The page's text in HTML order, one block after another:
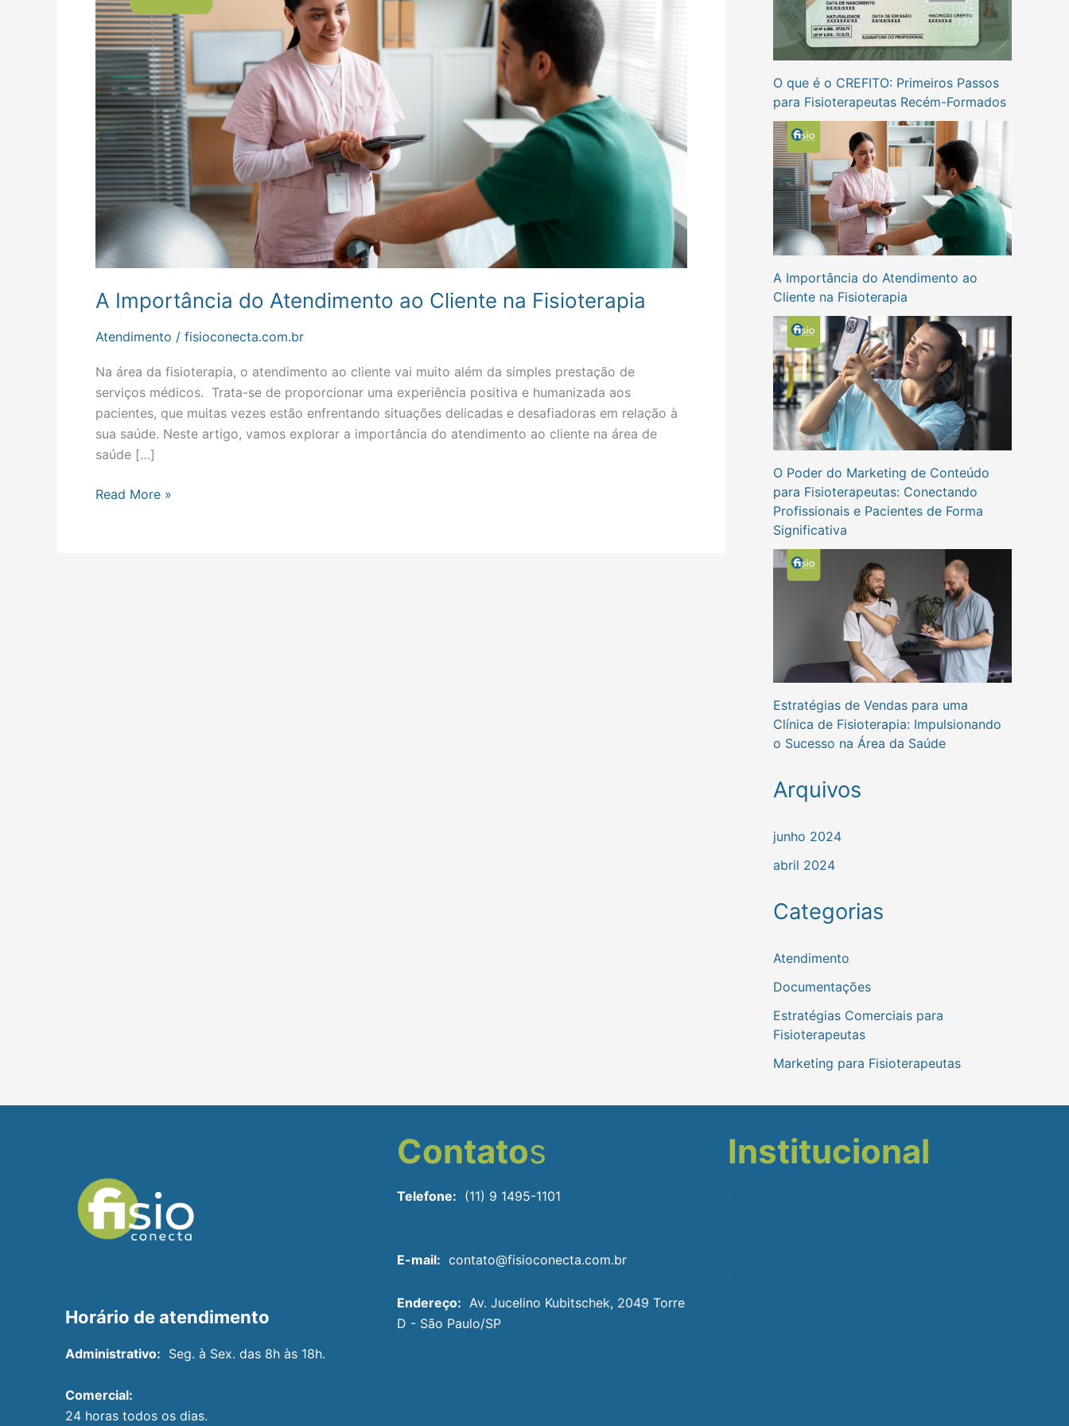
A Importância do Atendimento ao Cliente na Fisioterapia
Atendimento / fisioconecta.com.br
Na área da fisioterapia, o atendimento ao cliente vai muito além da simples prestação de
serviços médicos. Trata-se de proporcionar uma experiência positiva e humanizada aos
pacientes, que muitas vezes estão enfrentando situações delicadas e desafiadoras em relação à
sua saúde. Neste artigo, vamos explorar a importância do atendimento ao cliente na área de
saúde […]
Atendimento
ao
Cliente
na
Fisioterapia
Read More »
O que é o CREFITO: Primeiros Passos
para Fisioterapeutas Recém-Formados
A Importância do Atendimento ao
Cliente na Fisioterapia
O Poder do Marketing de Conteúdo
para Fisioterapeutas: Conectando
Profissionais e Pacientes de Forma
Significativa
Estratégias de Vendas para uma
Clínica de Fisioterapia: Impulsionando
o Sucesso na Área da Saúde
Arquivos
junho 2024
abril 2024
Categorias
Atendimento
Documentações
Estratégias Comerciais para
Fisioterapeutas
Marketing para Fisioterapeutas
Horário de atendimento
Administrativo: Seg. à Sex. das 8h às 18h.
Comercial:
24 horas todos os dias.
Contatos
Telefone: (11) 9 1495-1101
E-mail: contato@fisioconecta.com.br
Endereço: Av. Jucelino Kubitschek, 2049 Torre
D - São Paulo/SP
Institucional